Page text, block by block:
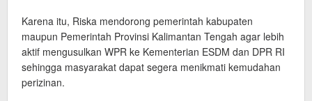
Karena itu, Riska mendorong pemerintah kabupaten
maupun Pemerintah Provinsi Kalimantan Tengah agar lebih
aktif mengusulkan WPR ke Kementerian ESDM dan DPR RI
sehingga masyarakat dapat segera menikmati kemudahan
perizinan.